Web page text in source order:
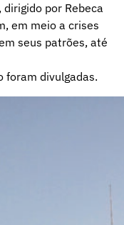
por Rebeca
em meio a crises
seus patrões, até
foram divulgadas.